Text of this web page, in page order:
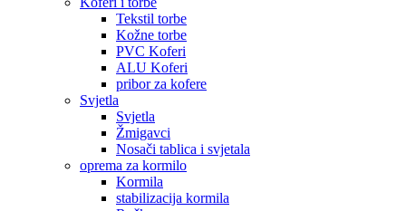
Tekstil torbe
Kožne torbe
PVC Koferi
ALU Koferi
pribor za kofere
Svjetla
Svjetla
Žmigavci
Nosači tablica i svjetala
oprema za kormilo
Kormila
stabilizacija kormila